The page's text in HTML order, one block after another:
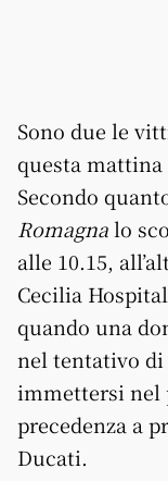
Sono due le
questa mattina
Secondo
Romagnalo
alle 10.15,
Cecilia
quando una
nel tentativo
immettersi nel
precedenza a
Ducati.